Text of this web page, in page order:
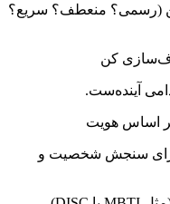
(رسمی؟ منعطف؟ سریع؟
کن
آینده‌ست.
برای سنجش شخصیت و